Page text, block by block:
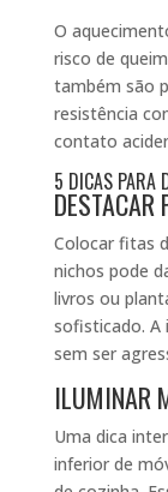
O
risco de
também são
resistência
contato
5 DICAS PARA
DESTACAR
Colocar fitas
nichos pode
livros ou
sofisticado. A
sem ser
ILUMINAR
Uma dica
inferior de